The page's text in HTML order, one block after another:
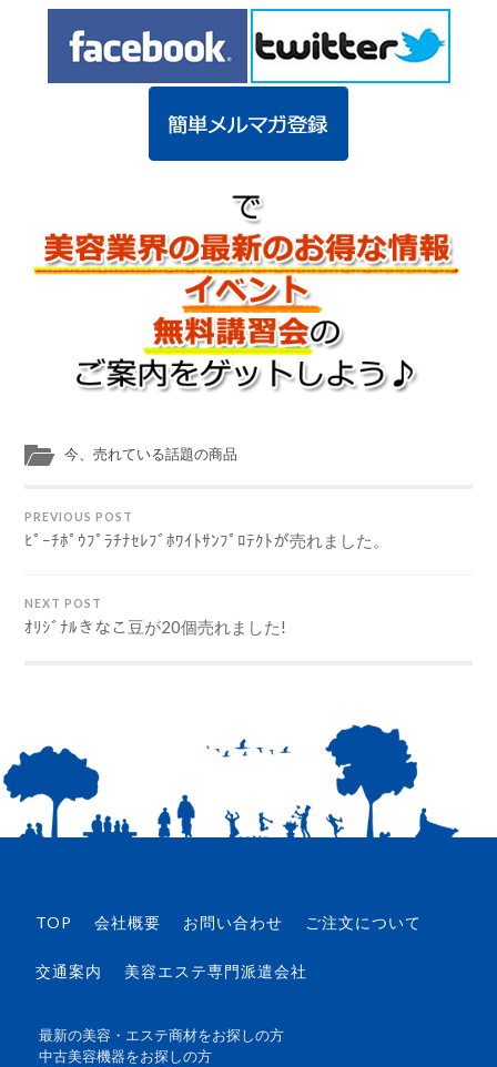
今、売れている話題の商品
PREVIOUS POST
ﾋﾟｰﾁﾎﾟｳﾌﾟﾗﾁﾅｾﾚﾌﾞﾎﾜｲﾄｻﾝﾌﾟﾛﾃｸﾄが売れました。
NEXT POST
ｵﾘｼﾞﾅﾙきなこ豆が20個売れました!
TOP 会社概要 お問い合わせ ご注文について
交通案内 美容エステ専門派遣会社
最新の美容・エステ商材をお探しの方
中古美容機器をお探しの方